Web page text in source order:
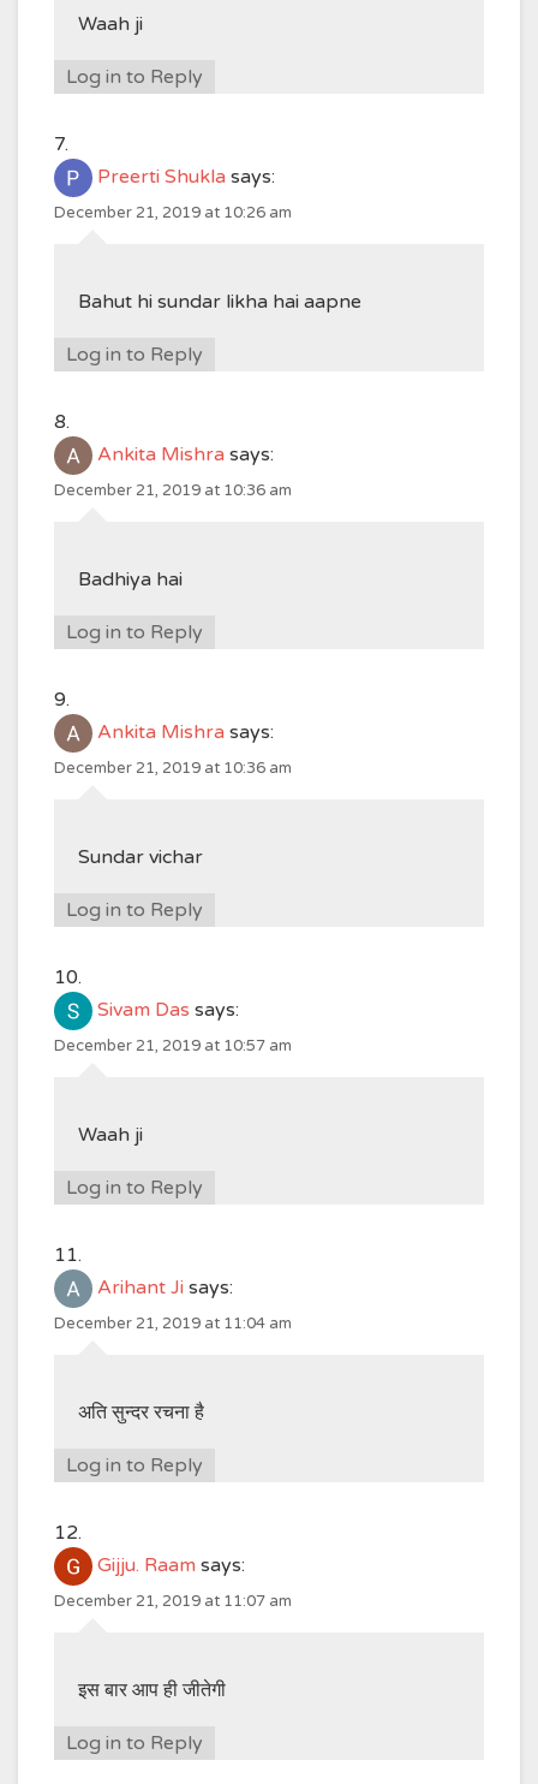
Waah ji
Log in to Reply
Preerti Shukla says:
December 21, 2019 at 10:26 am
Bahut hi sundar likha hai aapne
Log in to Reply
Ankita Mishra says:
December 21, 2019 at 10:36 am
Badhiya hai
Log in to Reply
Ankita Mishra says:
December 21, 2019 at 10:36 am
Sundar vichar
Log in to Reply
Sivam Das says:
December 21, 2019 at 10:57 am
Waah ji
Log in to Reply
Arihant Ji says:
December 21, 2019 at 11:04 am
अति सुन्दर रचना है
Log in to Reply
Gijju. Raam says:
December 21, 2019 at 11:07 am
इस बार आप ही जीतेगी
Log in to Reply